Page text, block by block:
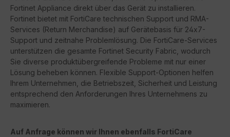
Fortinet Appliance direkt über das Gerät zu installieren.
Fortinet bietet mit FortiCare technischen Support und RMA-
Services (Return Merchandise) auf Gerätebasis für 24x7-
Support und zeitnahe Problemlösung. Die FortiCare-Services
unterstützen die gesamte Fortinet Security Fabric, wodurch
Sie diverse produktübergreifende Probleme mit nur einer
Lösung beheben können. Flexible Support-Optionen helfen
Ihrem Unternehmen, die Betriebszeit, Sicherheit und Leistung
entsprechend den Anforderungen Ihres Unternehmens zu
maximieren.
Auf Anfrage können wir Ihnen ebenfalls FortiCare